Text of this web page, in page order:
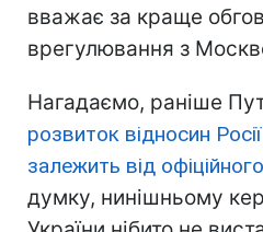
вважає за краще
врегулювання з
Нагадаємо, раніше
розвиток відносин
залежить від
думку, нинішньому